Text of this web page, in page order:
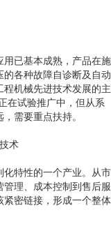
用已基本成熟，产品在施
各种故障自诊断及自动
机械先进技术发展的主
在试验推广中，但从系
需要重点扶持。
术
化特性的一个产业。从市
理、成本控制到售后服
紧密链接，形成一个整体